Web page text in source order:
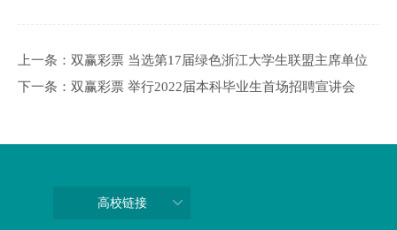
上一条： 双赢彩票 当选第17届绿色浙江大学生联盟主席单位
下一条： 双赢彩票 举行2022届本科毕业生首场招聘宣讲会
高校链接